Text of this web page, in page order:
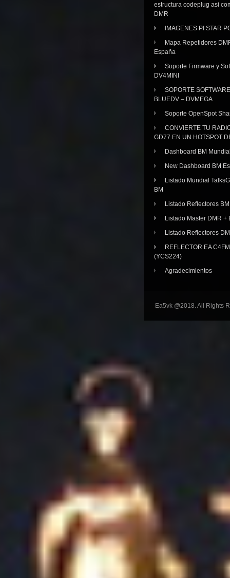
estructura codeplug asi
DMR
IMAGENES PI STAR
Mapa Repetidores
España
Soporte Firmware y
DV4MINI
SOPORTE SOFTWARE
BLUEDV – DVMEGA
Soporte OpenSpot
CONVIERTE TU
GD77 EN UN HOTSPOT
Dashboard BM
New Dashboard BM
Listado Mundial
BM
Listado Reflectores BM
Listado Master DMR +
Listado Reflectores
REFLECTOR EA
(YCS224)
Agradecimientos
Ea5vk @2018. All Rights